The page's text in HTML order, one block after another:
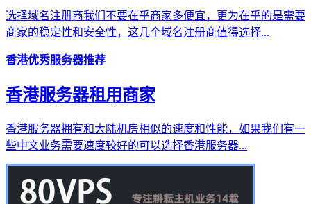
选择域名注册商我们不要在乎商家多便宜，更为在乎的是需要
商家的稳定性和安全性，这几个域名注册商值得选择...
香港优秀服务器推荐
香港服务器租用商家
香港服务器拥有和大陆机房相似的速度和性能，如果我们有一
些中文业务需要速度较好的可以选择香港服务器...